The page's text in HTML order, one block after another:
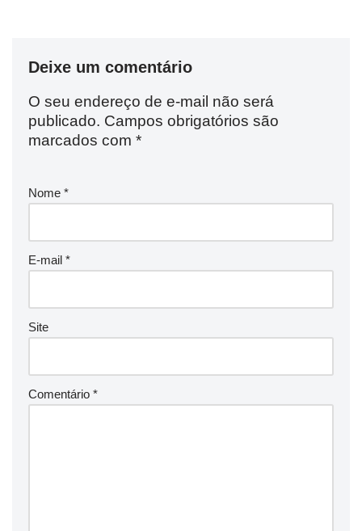
Deixe um comentário
O seu endereço de e-mail não será
publicado. Campos obrigatórios são
marcados com *
Nome *
E-mail *
Site
Comentário *